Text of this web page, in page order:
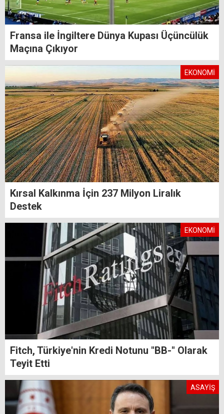
Fransa ile İngiltere Dünya Kupası Üçüncülük
Maçına Çıkıyor
EKONOMİ
Kırsal Kalkınma İçin 237 Milyon Liralık
Destek
EKONOMİ
Fitch, Türkiye'nin Kredi Notunu "BB-" Olarak
Teyit Etti
ASAYİŞ